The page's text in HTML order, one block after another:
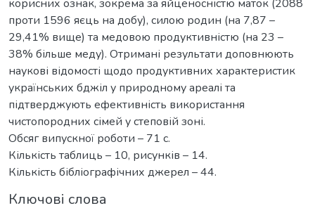
корисних ознак, зокрема за яйценосністю маток (2088
проти 1596 яєць на добу), силою родин (на 7,87 –
29,41% вище) та медовою продуктивністю (на 23 –
38% більше меду). Отримані результати доповнюють
наукові відомості щодо продуктивних характеристик
українських бджіл у природному ареалі та
підтверджують ефективність використання
чистопородних сімей у степовій зоні.
Обсяг випускної роботи – 71 с.
Кількість таблиць – 10, рисунків – 14.
Кількість бібліографічних джерел – 44.
Ключові слова